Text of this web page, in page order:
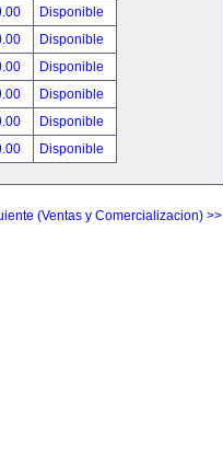
Disponible
Disponible
Disponible
Disponible
Disponible
Disponible
(Ventas y Comercializacion) >>